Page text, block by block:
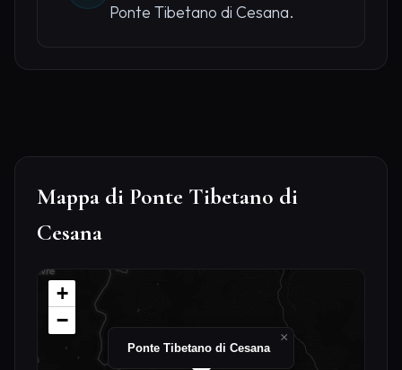
Ponte Tibetano di Cesana.
Mappa di Ponte Tibetano di
Cesana
Ponte Tibetano di Cesana
×
+
−